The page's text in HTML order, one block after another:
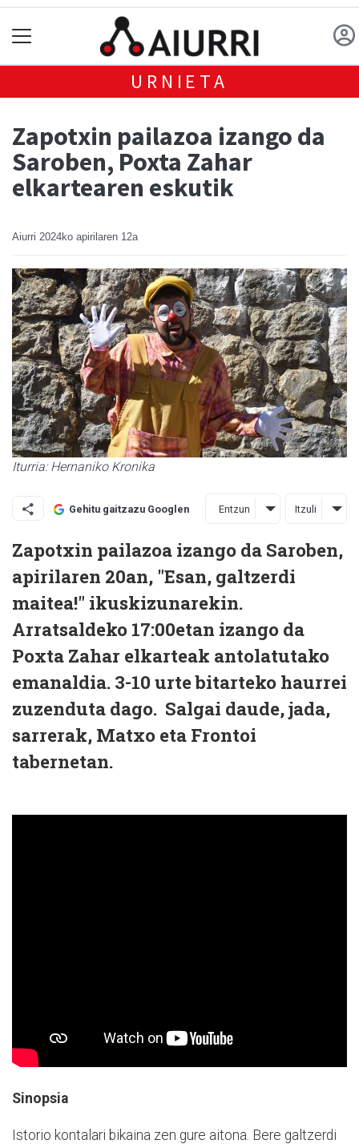
URNIETA
Zapotxin pailazoa izango da
Saroben, Poxta Zahar
elkartearen eskutik
Aiurri 2024ko apirilaren 12a
Iturria: Hernaniko Kronika
Gehitu gaitzazu Googlen Entzun Itzuli
Zapotxin pailazoa izango da Saroben,
apirilaren 20an, "Esan, galtzerdi
maitea!" ikuskizunarekin.
Arratsaldeko 17:00etan izango da
Poxta Zahar elkarteak antolatutako
emanaldia. 3-10 urte bitarteko haurrei
zuzenduta dago. Salgai daude, jada,
sarrerak, Matxo eta Frontoi
tabernetan.
Sinopsia
Istorio kontalari bikaina zen gure aitona. Bere galtzerdi